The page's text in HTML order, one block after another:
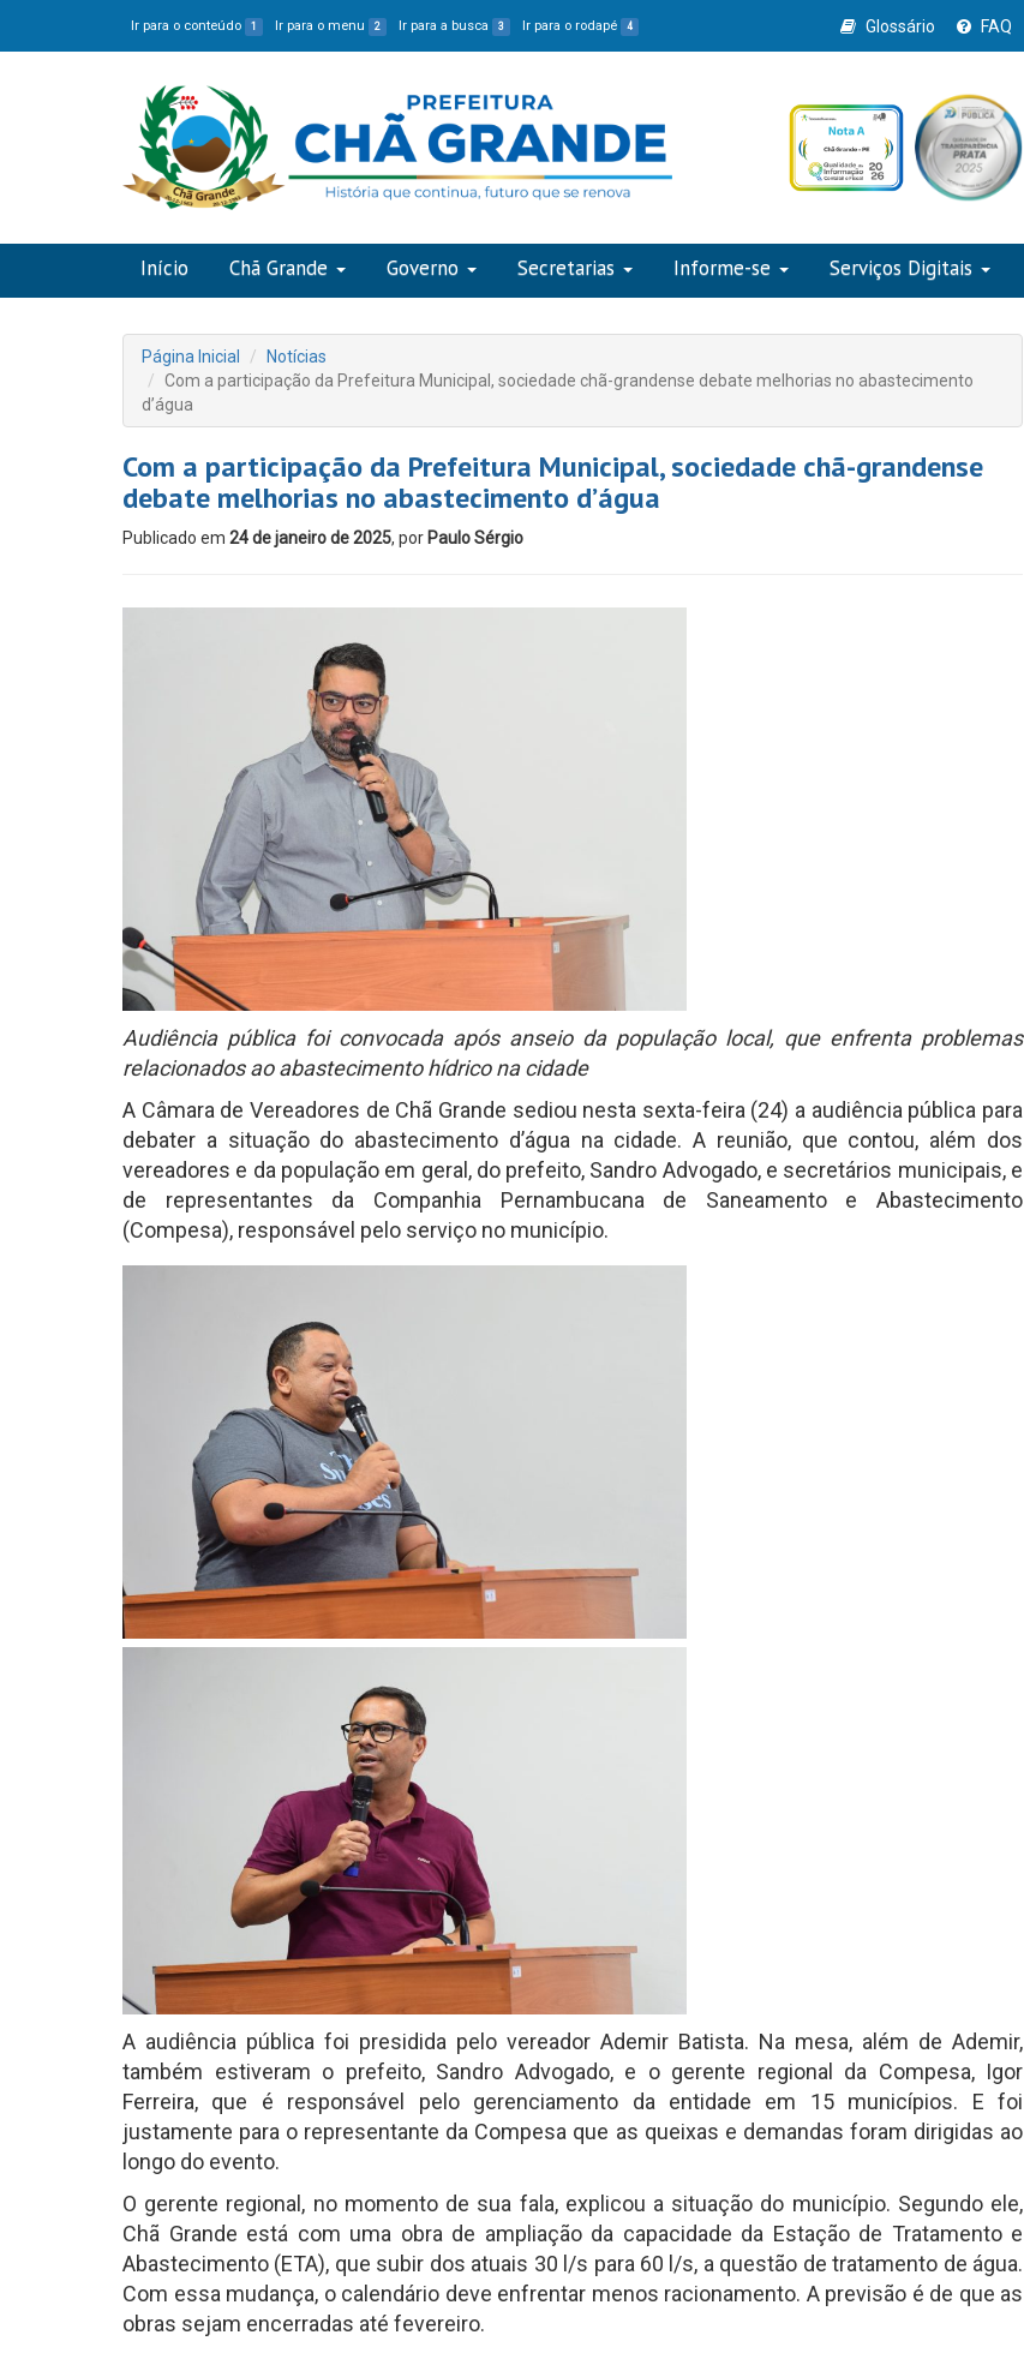
Ir para o conteúdo 1 Ir para o menu 2 Ir para a busca 3 Ir para o rodapé 4 Glossário FAQ
Início Chã Grande Governo Secretarias Informe-se Serviços Digitais
Página Inicial
Notícias
Com a participação da Prefeitura Municipal, sociedade chã-grandense debate melhorias no abastecimento
d’água
Com a participação da Prefeitura Municipal, sociedade chã-grandense
debate melhorias no abastecimento d’água
Publicado em 24 de janeiro de 2025, por Paulo Sérgio
Audiência pública foi convocada após anseio da população local, que enfrenta problemas
relacionados ao abastecimento hídrico na cidade
A Câmara de Vereadores de Chã Grande sediou nesta sexta-feira (24) a audiência pública para
debater a situação do abastecimento d’água na cidade. A reunião, que contou, além dos
vereadores e da população em geral, do prefeito, Sandro Advogado, e secretários municipais, e
de representantes da Companhia Pernambucana de Saneamento e Abastecimento
(Compesa), responsável pelo serviço no município.
A audiência pública foi presidida pelo vereador Ademir Batista. Na mesa, além de Ademir,
também estiveram o prefeito, Sandro Advogado, e o gerente regional da Compesa, Igor
Ferreira, que é responsável pelo gerenciamento da entidade em 15 municípios. E foi
justamente para o representante da Compesa que as queixas e demandas foram dirigidas ao
longo do evento.
O gerente regional, no momento de sua fala, explicou a situação do município. Segundo ele,
Chã Grande está com uma obra de ampliação da capacidade da Estação de Tratamento e
Abastecimento (ETA), que subir dos atuais 30 l/s para 60 l/s, a questão de tratamento de água.
Com essa mudança, o calendário deve enfrentar menos racionamento. A previsão é de que as
obras sejam encerradas até fevereiro.